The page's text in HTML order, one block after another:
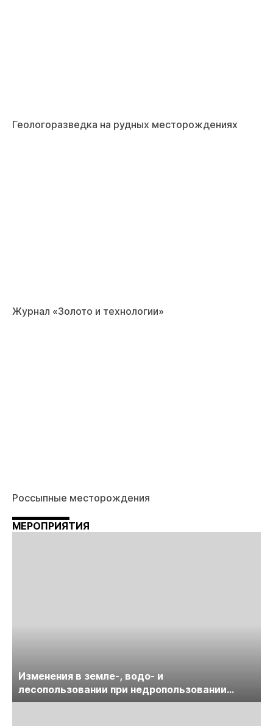
Геологоразведка на рудных месторождениях
Журнал «Золото и технологии»
Россыпные месторождения
МЕРОПРИЯТИЯ
Изменения в земле-, водо- и
лесопользовании при недропользовании
обсудят на семинаре «ПравоТЭК»